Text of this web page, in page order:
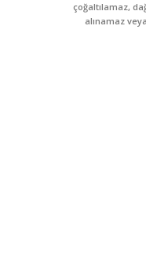
çoğaltılamaz,
alınamaz